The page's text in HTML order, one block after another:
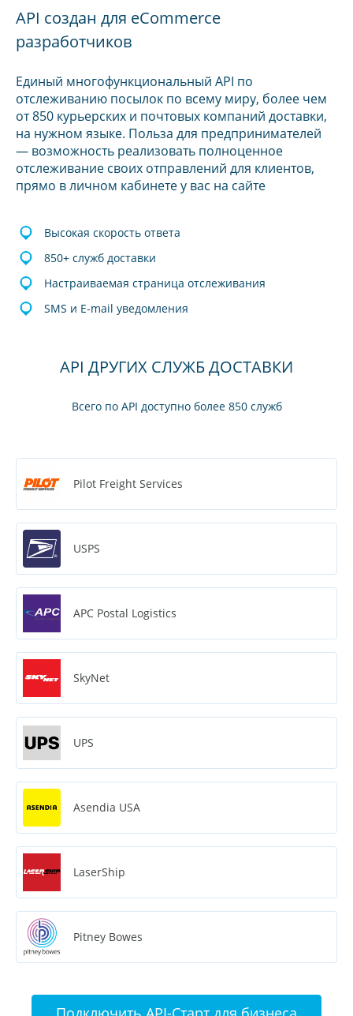
API создан для eCommerce
разработчиков
Единый многофункциональный API по
отслеживанию посылок по всему миру, более чем
от 850 курьерских и почтовых компаний доставки,
на нужном языке. Польза для предпринимателей
— возможность реализовать полноценное
отслеживание своих отправлений для клиентов,
прямо в личном кабинете у вас на сайте
Высокая скорость ответа
850+ служб доставки
Настраиваемая страница отслеживания
SMS и E-mail уведомления
API ДРУГИХ СЛУЖБ ДОСТАВКИ
Всего по API доступно более 850 служб
Pilot Freight Services
USPS
APC Postal Logistics
SkyNet
UPS
Asendia USA
LaserShip
Pitney Bowes